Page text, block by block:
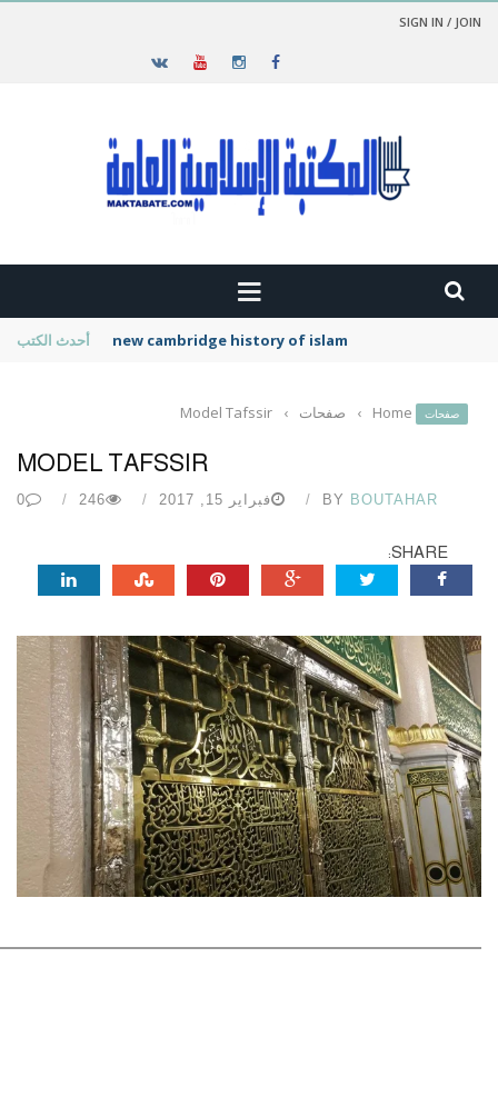
SIGN IN / JOIN
أحدث الكتب new cambridge history of islam
صفحات Home
› صفحات ›
Model Tafssir
MODEL TAFSSIR
BY BOUTAHAR فبراير 15, 2017 246
0
SHARE: